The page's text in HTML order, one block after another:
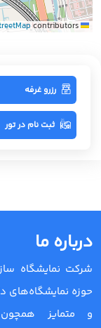
contributors
رزرو غرفه
ثبت نام در تور
درباره ما
حوزه نمایشگاه‌های
و متمایز همچون